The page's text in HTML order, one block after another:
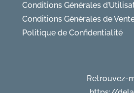
Conditions Générales
Conditions Générales de
Politique de Confidentialité
Retrouvez-